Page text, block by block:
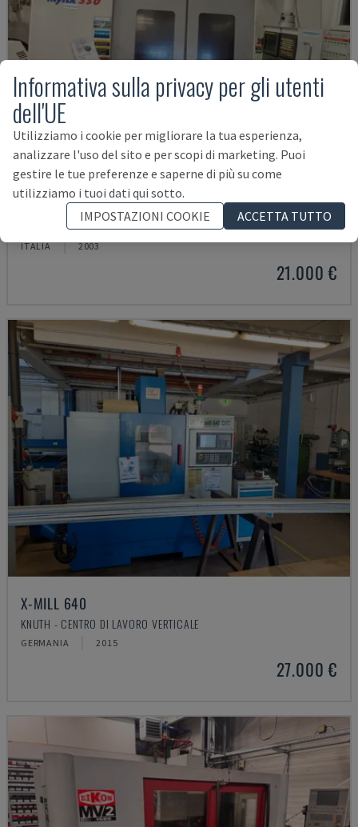
MYNX 550
DAEWOO - CENTRO DI LAVORO VERTICALE
ITALIA 2003
21.000 €
X-MILL 640
KNUTH - CENTRO DI LAVORO VERTICALE
GERMANIA 2015
27.000 €
Informativa sulla privacy per gli utenti
dell'UE
Utilizziamo i cookie per migliorare la tua esperienza,
analizzare l'uso del sito e per scopi di marketing. Puoi
gestire le tue preferenze e saperne di più su come
utilizziamo i tuoi dati qui sotto.
IMPOSTAZIONI COOKIE
ACCETTA TUTTO